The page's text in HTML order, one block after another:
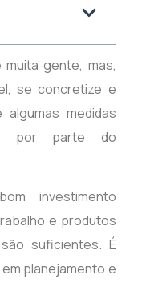
gente, mas,
se concretize e
medidas
por parte do
investimento
e produtos
suficientes. É
planejamento e